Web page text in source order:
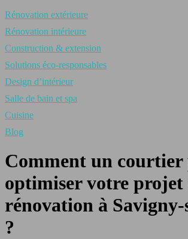
Rénovation extérieure
Rénovation intérieure
Construction & extension
Solutions éco-responsables
Design d’intérieur
Salle de bain et spa
Cuisine
Blog
Comment un courtier
optimiser votre projet
rénovation à
?